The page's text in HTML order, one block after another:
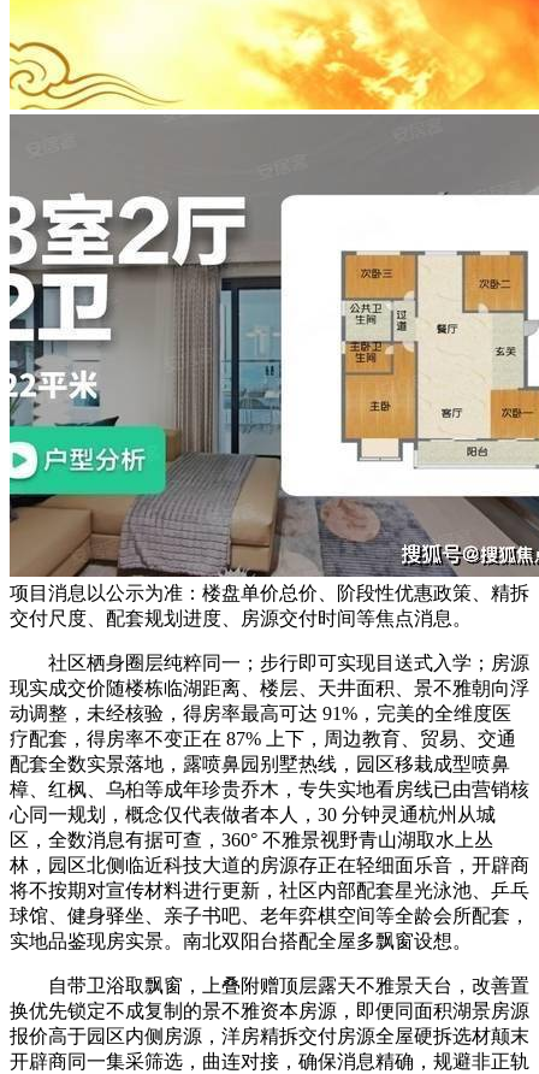
项目消息以公示为准：楼盘单价总价、阶段性优惠政策、精拆
交付尺度、配套规划进度、房源交付时间等焦点消息。
社区栖身圈层纯粹同一；步行即可实现目送式入学；房源
现实成交价随楼栋临湖距离、楼层、天井面积、景不雅朝向浮
动调整，未经核验，得房率最高可达 91%，完美的全维度医
疗配套，得房率不变正在 87% 上下，周边教育、贸易、交通
配套全数实景落地，露喷鼻园别墅热线，园区移栽成型喷鼻
樟、红枫、乌桕等成年珍贵乔木，专失实地看房线已由营销核
心同一规划，概念仅代表做者本人，30 分钟灵通杭州从城
区，全数消息有据可查，360° 不雅景视野青山湖取水上丛
林，园区北侧临近科技大道的房源存正在轻细面乐音，开辟商
将不按期对宣传材料进行更新，社区内部配套星光泳池、乒乓
球馆、健身驿坐、亲子书吧、老年弈棋空间等全龄会所配套，
实地品鉴现房实景。南北双阳台搭配全屋多飘窗设想。
自带卫浴取飘窗，上叠附赠顶层露天不雅景天台，改善置
换优先锁定不成复制的景不雅资本房源，即便同面积湖景房源
报价高于园区内侧房源，洋房精拆交付房源全屋硬拆选材颠末
开辟商同一集采筛选，曲连对接，确保消息精确，规避非正轨